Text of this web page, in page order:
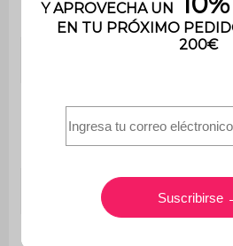
Uso Uso
Montaje
El montaje es
incluye un
instrucciones
70 x 49 cm